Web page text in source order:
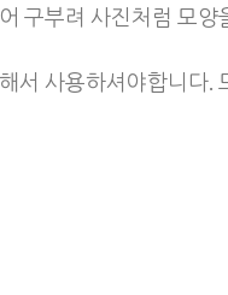
구부려 사진처럼 모
서 사용하셔야합니다